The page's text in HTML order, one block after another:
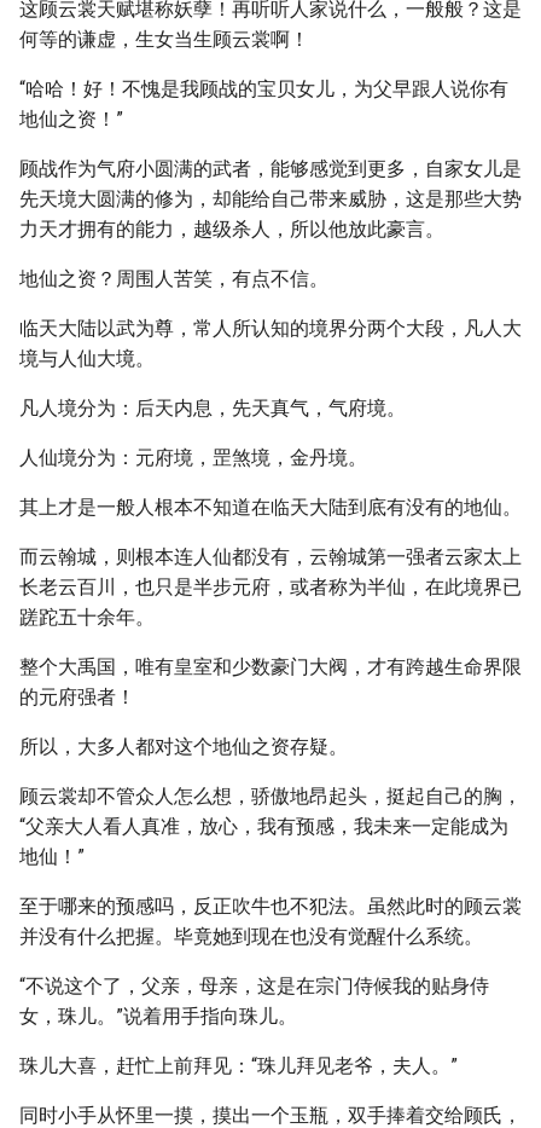
这顾云裳天赋堪称妖孽！再听听人家说什么，一般般？这是
何等的谦虚，生女当生顾云裳啊！
“哈哈！好！不愧是我顾战的宝贝女儿，为父早跟人说你有
地仙之资！”
顾战作为气府小圆满的武者，能够感觉到更多，自家女儿是
先天境大圆满的修为，却能给自己带来威胁，这是那些大势
力天才拥有的能力，越级杀人，所以他放此豪言。
地仙之资？周围人苦笑，有点不信。
临天大陆以武为尊，常人所认知的境界分两个大段，凡人大
境与人仙大境。
凡人境分为：后天内息，先天真气，气府境。
人仙境分为：元府境，罡煞境，金丹境。
其上才是一般人根本不知道在临天大陆到底有没有的地仙。
而云翰城，则根本连人仙都没有，云翰城第一强者云家太上
长老云百川，也只是半步元府，或者称为半仙，在此境界已
蹉跎五十余年。
整个大禹国，唯有皇室和少数豪门大阀，才有跨越生命界限
的元府强者！
所以，大多人都对这个地仙之资存疑。
顾云裳却不管众人怎么想，骄傲地昂起头，挺起自己的胸，
“父亲大人看人真准，放心，我有预感，我未来一定能成为
地仙！”
至于哪来的预感吗，反正吹牛也不犯法。虽然此时的顾云裳
并没有什么把握。毕竟她到现在也没有觉醒什么系统。
“不说这个了，父亲，母亲，这是在宗门侍候我的贴身侍
女，珠儿。”说着用手指向珠儿。
珠儿大喜，赶忙上前拜见：“珠儿拜见老爷，夫人。”
同时小手从怀里一摸，摸出一个玉瓶，双手捧着交给顾氏，